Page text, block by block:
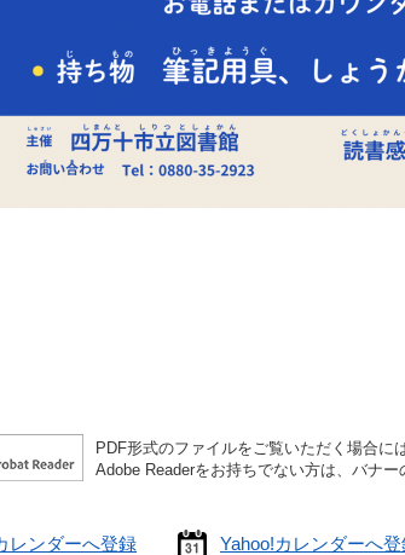
PDF形式のファイルをご覧いただく場合に
Adobe Readerをお持ちでない方は、バナ
レンダーへ登録 Yahoo!カレンダーへ登